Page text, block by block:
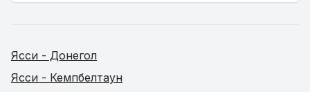
Ясси - Донегол
Ясси - Кемпбелтаун